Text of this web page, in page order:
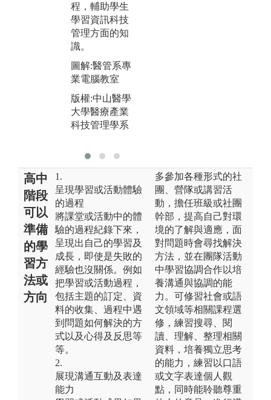
程，輔助學生
學習資訊科技
管理方面的知
識。
圖解:醫管系專
業電腦教室
版權:中山醫學
大學醫療產業
科技管理學系
高中
階段
可以
準備
的學
習方
法或
方向
1.
呈現學習或活動體驗
的過程
將課堂或活動中的體
驗的過程紀錄下來，
呈現出自己的學習及
成長，即使是失敗的
經驗也沒關係。例如
把學習或活動過程，
包括主題的訂定、資
料的收集、過程中遇
到問題如何解決的方
式以及心得及反思等
等。
2.
展現溝通互動及表達
能力
多參加各種形式的社
團、營隊或講習活
動，擔任班級或社團
幹部，提高自己對環
境的了解與適應，面
對問題時會尋找解決
方法，並在團隊活動
中學習協調合作以培
養溝通與協調的能
力。可修習社會或語
文領域等相關課程選
修，練習搜尋、閱
讀、理解、整理相關
資料，培養獨立思考
的能力，練習以口語
或文字表達個人觀
點，同時能聆聽尊重